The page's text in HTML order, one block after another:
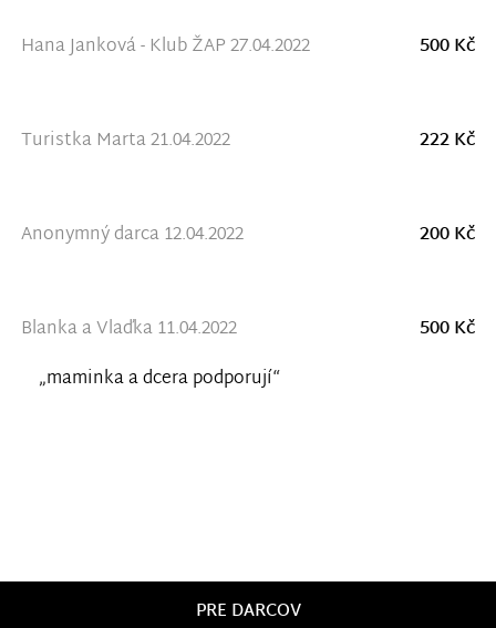
Hana Janková - Klub ŽAP 27.04.2022 500 Kč
Turistka Marta 21.04.2022 222 Kč
Anonymný darca 12.04.2022 200 Kč
Blanka a Vlaďka 11.04.2022
500 Kč
„maminka a dcera podporují“
PRE DARCOV